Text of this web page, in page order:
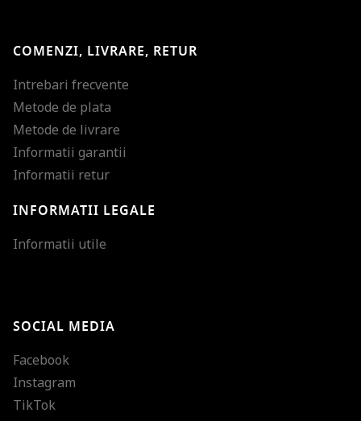
COMENZI, LIVRARE, RETUR
Intrebari frecvente
Metode de plata
Metode de livrare
Informatii garantii
Informatii retur
INFORMATII LEGALE
Informatii utile
SOCIAL MEDIA
Facebook
Instagram
TikTok